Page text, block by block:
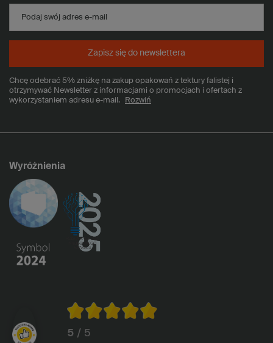
Podaj swój adres e-mail
Chcę odebrać 5% zniżkę na zakup opakowań z tektury falistej i
otrzymywać Newsletter z informacjami o promocjach i ofertach z
wykorzystaniem adresu e-mail.
Rozwiń
Zapisz się do newslettera
Wyróżnienia
5 / 5